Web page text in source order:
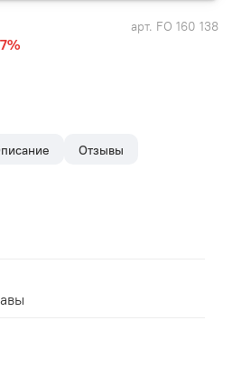
арт. FO 160 138
Отзывы